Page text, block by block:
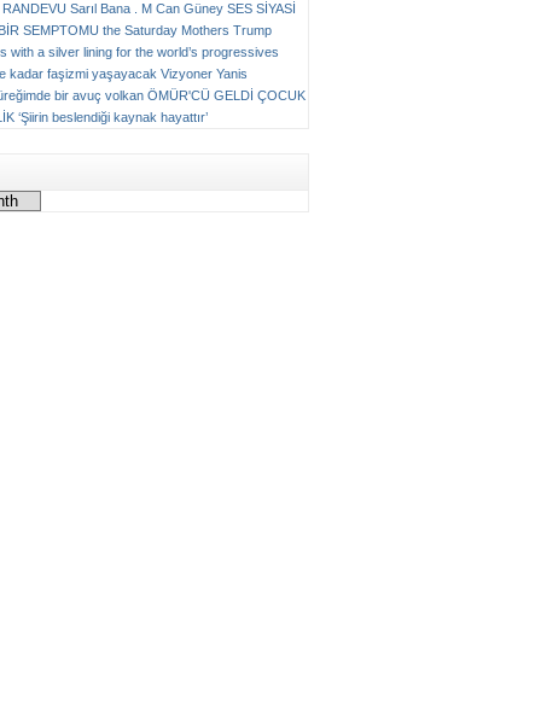
RANDEVU Sarıl Bana . M Can Güney SES SİYASİ
SEMPTOMU the Saturday Mothers Trump
with a silver lining for the world’s progressives
kadar faşizmi yaşayacak Vizyoner Yanis
bir avuç volkan ÖMÜR'CÜ GELDİ ÇOCUK
‘Şiirin beslendiği kaynak hayattır’